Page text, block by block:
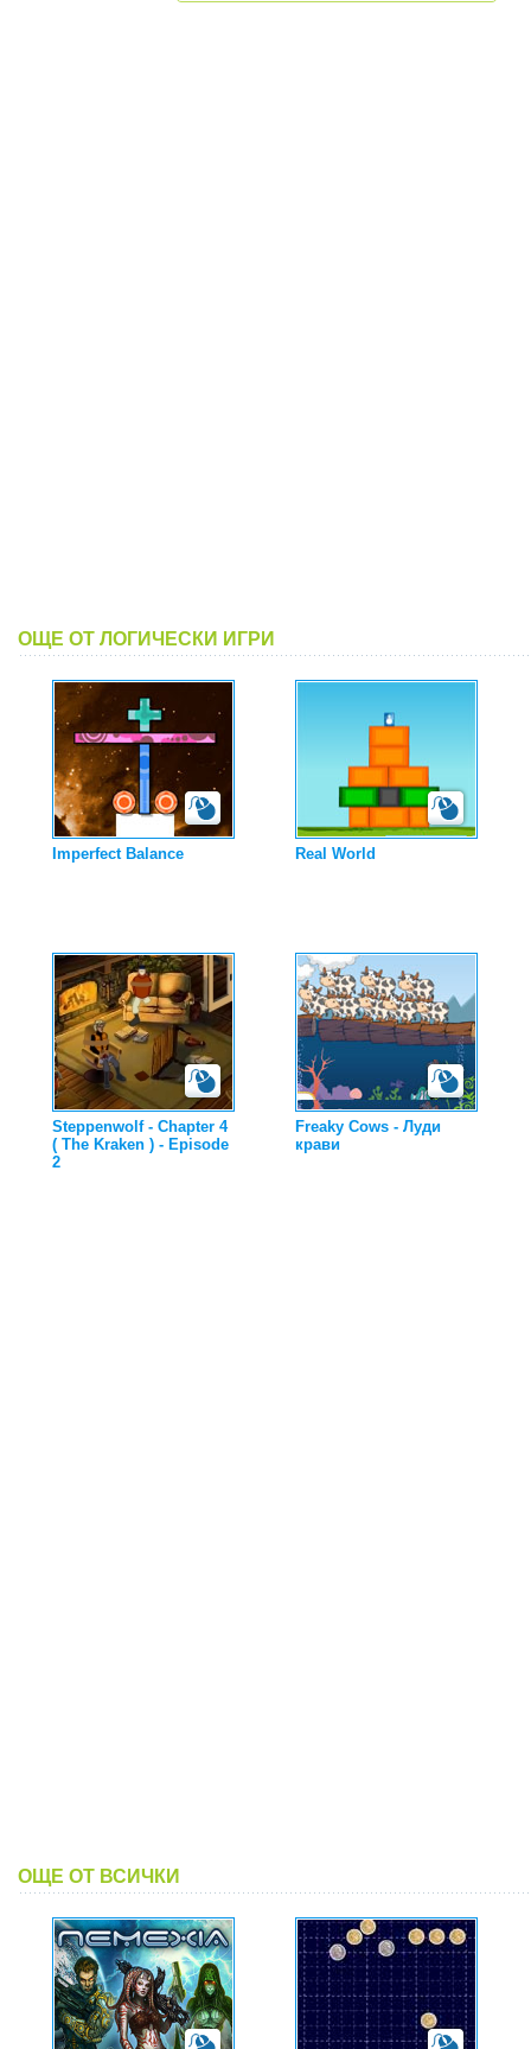
ОЩЕ ОТ ЛОГИЧЕСКИ ИГРИ
Imperfect Balance Real World
Steppenwolf - Chapter 4
( The Kraken ) - Episode
2
Freaky Cows - Луди
крави
ОЩЕ ОТ ВСИЧКИ